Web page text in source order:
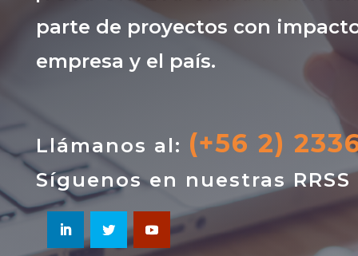
parte de proyectos con
empresa y el país.
Llámanos al: (+56 2)
Síguenos en nuestras RRSS